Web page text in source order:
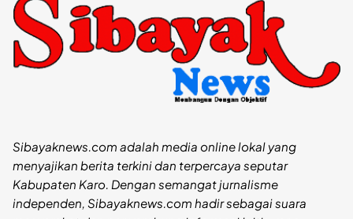
Sibayaknews.com adalah media online lokal yang
menyajikan berita terkini dan terpercaya seputar
Kabupaten Karo. Dengan semangat jurnalisme
independen, Sibayaknews.com hadir sebagai suara